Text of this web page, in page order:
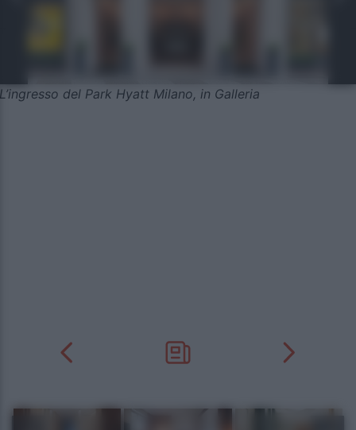
L’ingresso del Park Hyatt Milano, in Galleria